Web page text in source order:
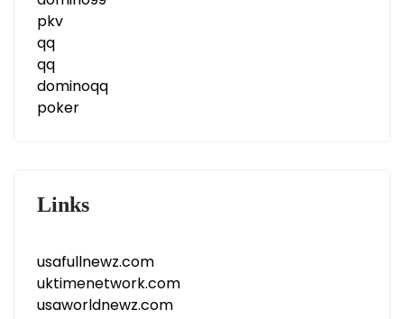
pkv
qq
qq
dominoqq
poker
Links
usafullnewz.com
uktimenetwork.com
usaworldnewz.com